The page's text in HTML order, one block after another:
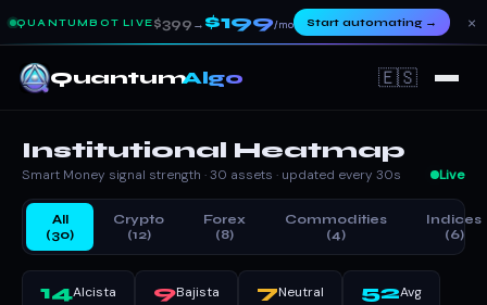
QUANTUMBOT LIVE $399 → $199/mo Start automating→ ×
QuantumAlgo 🇪🇸
Institutional Heatmap
Smart Money signal strength · 30 assets · updated every 30s Live
All
(30)
Crypto
(12)
Forex
(8)
Commodities
(4)
Indices
(6)
14Alcista 9Bajista 7Neutral 52Avg